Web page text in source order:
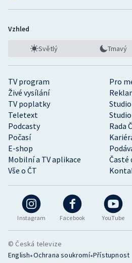
Instagram Facebook YouTube
TV program
Pro
Živé vysílání
TV poplatky
Teletext
Podcasty
Rada
Počasí
E-shop
Mobilní a TV aplikace
Časté
Vše o ČT
Vzhled
Světlý Tmavý
© Česká televize
English•Ochrana soukromí•Přístupnost